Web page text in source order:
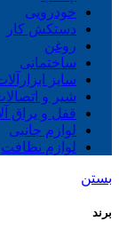
خودرویی
دستکش کار
روغن
ساختمانی
سایز
شیر و
قفل و یراق
لوازم جانبی
لوازم نظافت
بستن
برند